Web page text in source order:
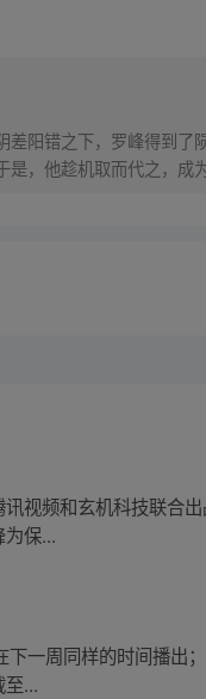
阳错之下，罗峰得到了
，他趁机取而代之，成
视频和玄机科技联合
保...
一周同样的时间播出
...